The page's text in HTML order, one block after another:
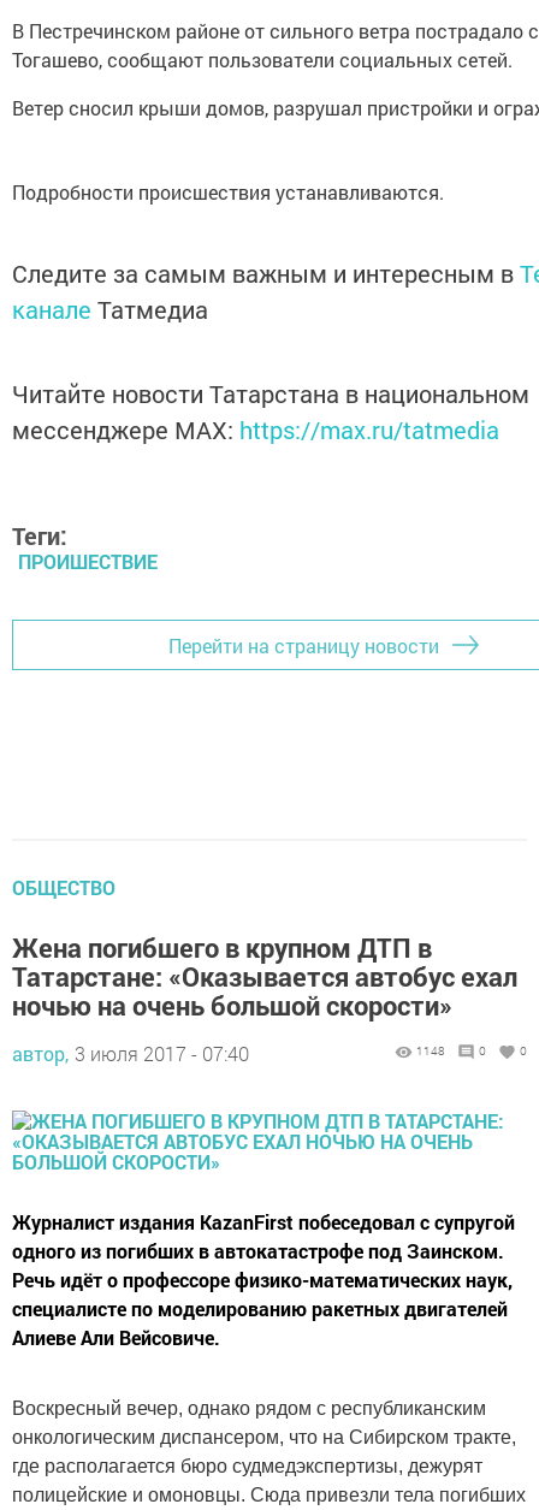
В Пестречинском районе от сильного ветра пострадало
Тогашево, сообщают пользователи социальных сетей.
Ветер сносил крыши домов, разрушал пристройки и
Подробности происшествия устанавливаются.
Следите за самым важным и интересным в
канале Татмедиа
Читайте новости Татарстана в национальном
мессенджере MАХ: https://max.ru/tatmedia
Теги:
ПРОИШЕСТВИЕ
Перейти на страницу новости
ОБЩЕСТВО
Жена погибшего в крупном ДТП в
Татарстане: «Оказывается автобус ехал
ночью на очень большой скорости»
автор, 3 июля 2017 - 07:40 1148 0 0
Журналист издания KazanFirst побеседовал с супругой
одного из погибших в автокатастрофе под Заинском.
Речь идёт о профессоре физико-математических наук,
специалисте по моделированию ракетных двигателей
Алиеве Али Вейсовиче.
Воскресный вечер, однако рядом с республиканским
онкологическим диспансером, что на Сибирском тракте,
где располагается бюро судмедэкспертизы, дежурят
полицейские и омоновцы. Сюда привезли тела погибших